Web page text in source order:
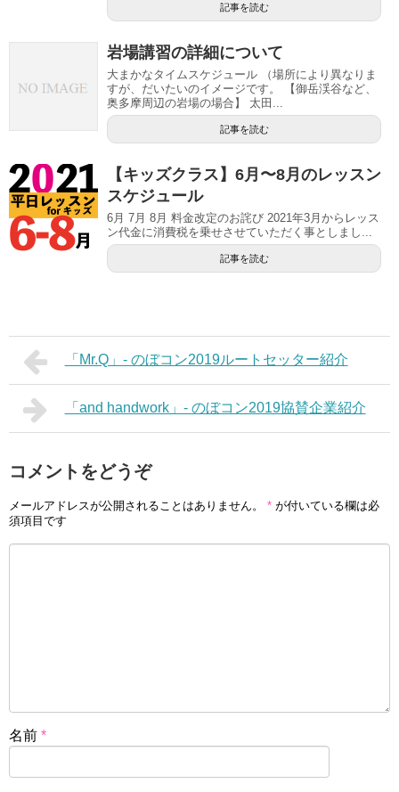
記事を読む
岩場講習の詳細について
大まかなタイムスケジュール （場所により異なりま
すが、だいたいのイメージです。 【御岳渓谷など、
奥多摩周辺の岩場の場合】 太田...
記事を読む
【キッズクラス】6月〜8月のレッスン
スケジュール
6月 7月 8月 料金改定のお詫び 2021年3月からレッス
ン代金に消費税を乗せさせていただく事としまし...
記事を読む
「Mr.Q」- のぼコン2019ルートセッター紹介
「and handwork」- のぼコン2019協賛企業紹介
コメントをどうぞ
メールアドレスが公開されることはありません。 * が付いている欄は必
須項目です
名前 *